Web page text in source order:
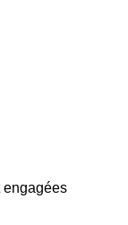
engagées